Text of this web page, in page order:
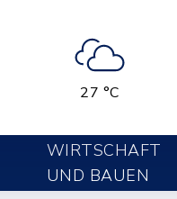
27 °C
WIRTSCHAFT
UND BAUEN